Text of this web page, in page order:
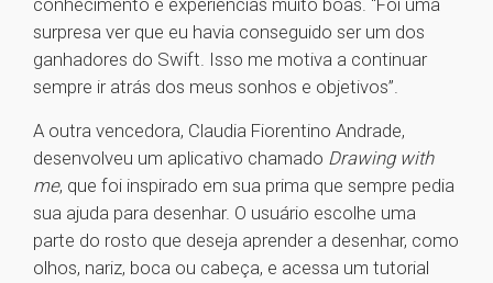
conhecimento e experiências muito boas. “Foi uma
surpresa ver que eu havia conseguido ser um dos
ganhadores do Swift. Isso me motiva a continuar
sempre ir atrás dos meus sonhos e objetivos”.
A outra vencedora, Claudia Fiorentino Andrade,
desenvolveu um aplicativo chamado Drawing with
me, que foi inspirado em sua prima que sempre pedia
sua ajuda para desenhar. O usuário escolhe uma
parte do rosto que deseja aprender a desenhar, como
olhos, nariz, boca ou cabeça, e acessa um tutorial